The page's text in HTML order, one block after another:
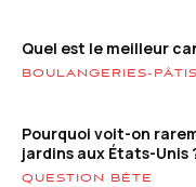
Quel est le meilleur
BOULANGERIES-
Pourquoi voit-on
jardins aux États-Unis
QUESTION BÊTE